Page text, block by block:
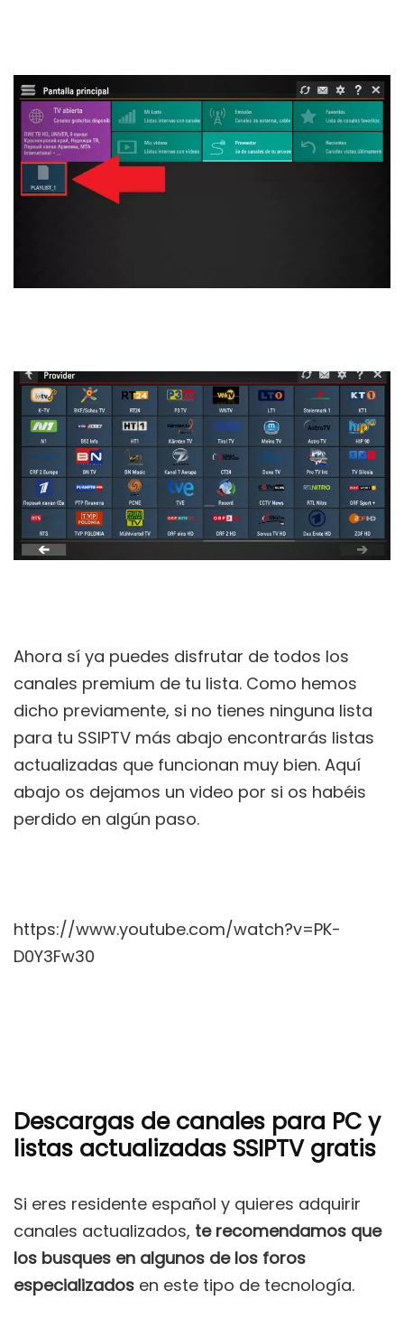
Ahora sí ya puedes disfrutar de todos los
canales premium de tu lista. Como hemos
dicho previamente, si no tienes ninguna lista
para tu SSIPTV más abajo encontrarás listas
actualizadas que funcionan muy bien. Aquí
abajo os dejamos un video por si os habéis
perdido en algún paso.
https://www.youtube.com/watch?v=PK-
D0Y3Fw30
Descargas de canales para PC y
listas actualizadas SSIPTV gratis
Si eres residente español y quieres adquirir
canales actualizados, te recomendamos que
los busques en algunos de los foros
especializados en este tipo de tecnología.